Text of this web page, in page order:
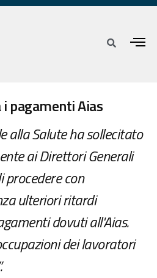
pagamenti Aias
alla Salute ha sollecitato
ai Direttori Generali
procedere con
ulteriori ritardi
dovuti all'Aias.
dei lavoratori